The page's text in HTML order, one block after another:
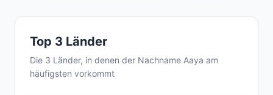
Top 3 Länder
Die 3 Länder, in denen der Nachname Aaya am
häufigsten vorkommt